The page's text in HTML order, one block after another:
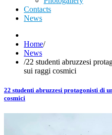
Contacts
News
Home/
News
/22 studenti abruzzesi
sui raggi cosmici
22 studenti abruzzesi protagonisti di
cosmici